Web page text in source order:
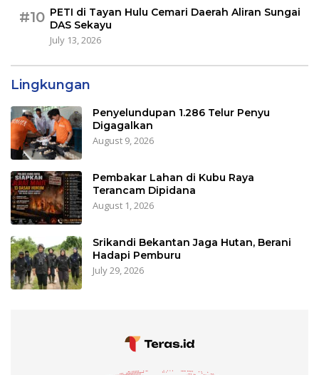
#10 PETI di Tayan Hulu Cemari Daerah Aliran Sungai
DAS Sekayu
July 13, 2026
Lingkungan
Penyelundupan 1.286 Telur Penyu
Digagalkan
August 9, 2026
Pembakar Lahan di Kubu Raya
Terancam Dipidana
August 1, 2026
Srikandi Bekantan Jaga Hutan, Berani
Hadapi Pemburu
July 29, 2026